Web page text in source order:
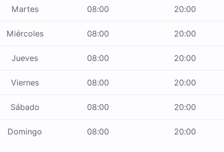
Martes 08:00 20:00
Miércoles 08:00 20:00
Jueves 08:00 20:00
Viernes 08:00 20:00
Sábado 08:00 20:00
Domingo 08:00 20:00